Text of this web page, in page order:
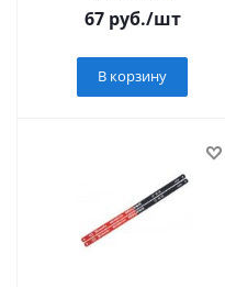
67руб./шт
В корзину